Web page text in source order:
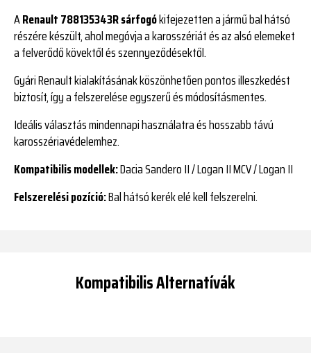
ARenault 788135343R sárfogókifejezetten a jármű bal hátsó
részére készült, ahol megóvja a karosszériát és az alsó elemeket
a felverődő kövektől és szennyeződésektől.
Gyári Renault kialakításának köszönhetően pontos illeszkedést
biztosít, így a felszerelése egyszerű és módosításmentes.
Ideális választás mindennapi használatra és hosszabb távú
karosszériavédelemhez.
Kompatibilis modellek:Dacia Sandero II / Logan II MCV / Logan II
Felszerelési pozíció:Bal hátsó kerék elé kell felszerelni.
Kompatibilis Alternatívák